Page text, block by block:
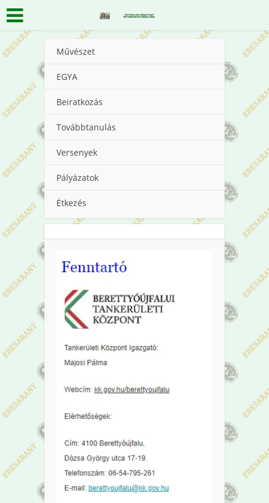
Művészet
EGYA
Beiratkozás
Továbbtanulás
Versenyek
Pályázatok
Étkezés